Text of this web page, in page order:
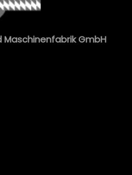
Maschinenfabrik GmbH